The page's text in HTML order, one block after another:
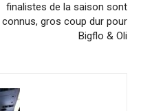
finalistes de la saison sont
connus, gros coup dur pour
Bigflo & Oli